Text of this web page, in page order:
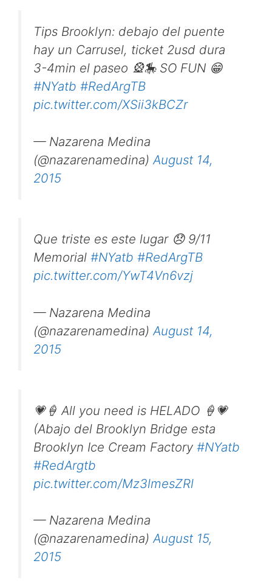
Tips Brooklyn: debajo del puente
hay un Carrusel, ticket 2usd dura
3-4min el paseo 🎡🎠 SO FUN 😁
#NYatb #RedArgTB
pic.twitter.com/XSii3kBCZr
— Nazarena Medina
(@nazarenamedina) August 14,
2015
Que triste es este lugar 😞 9/11
Memorial #NYatb #RedArgTB
pic.twitter.com/YwT4Vn6vzj
— Nazarena Medina
(@nazarenamedina) August 14,
2015
💗🍦 All you need is HELADO 🍦💗
(Abajo del Brooklyn Bridge esta
Brooklyn Ice Cream Factory #NYatb
#RedArgtb
pic.twitter.com/Mz3lmesZRl
— Nazarena Medina
(@nazarenamedina)August 15,
2015